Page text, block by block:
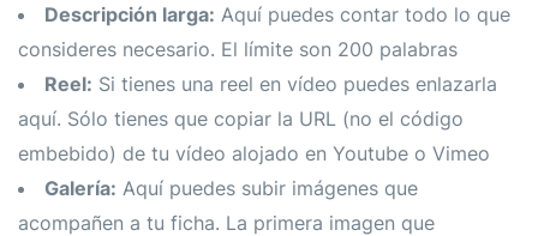
Descripción larga: Aquí puedes contar todo lo que
consideres necesario. El límite son 200 palabras
Reel: Si tienes una reel en vídeo puedes enlazarla
aquí. Sólo tienes que copiar la URL (no el código
embebido) de tu vídeo alojado en Youtube o Vimeo
Galería: Aquí puedes subir imágenes que
acompañen a tu ficha. La primera imagen que